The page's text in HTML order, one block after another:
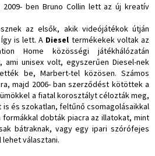
ben Bruno Collin lett az új kreatív
az elsők, akik videójátékok útján
is lett. A Diesel termékekek voltak az
Home közösségi játékhálózatán
unisex volt, egyszerűen Diesel-nek
be, Marbert-tel közösen. Számos
majd 2006- ban szerződést kötöttek a
a fiatal korosztályt célozták meg,
és szokatlan, feltűnő csomagolásaikkal
dobták piacra az illatokat, mint
bátraknak, vagy egy ipari szórófejes
választani.